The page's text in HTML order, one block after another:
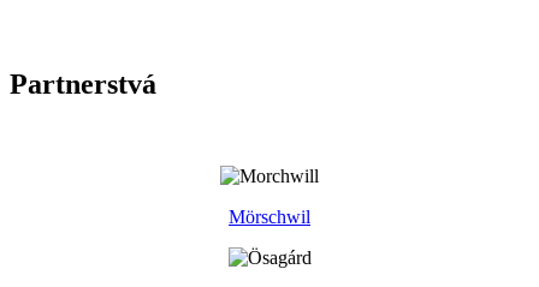
Partnerstvá
Mörschwil